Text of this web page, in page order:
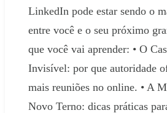
LinkedIn pode estar sendo o
entre você e o seu próximo
que você vai aprender: • O
Invisível: por que autoridade
mais reuniões no online. • A
Novo Terno: dicas práticas